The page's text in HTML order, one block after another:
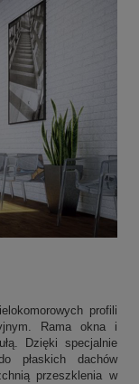
profili
Rama okna i
Dzięki specjalnie
płaskich dachów
przeszklenia w